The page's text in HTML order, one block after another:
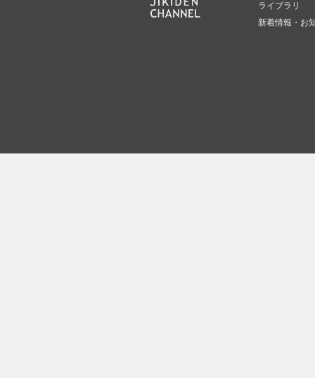
ライブラリ
新着情報・お